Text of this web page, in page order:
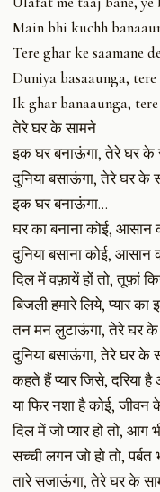
Main bhi kuchh
Tere ghar ke saamane
Duniya basaaunga, tere
Ik ghar banaaunga,
तेरे घर के सामने
इक घर बनाऊंगा, तेरे घर के
दुनिया बसाऊंगा, तेरे घर के
इक घर बनाऊंगा…
घर का बनाना कोई, आसान
दुनिया बसाना कोई, आसान
दिल में वफ़ायें हों तो, तूफ़ां
बिजली हमारे लिये, प्यार का
तन मन लुटाऊंगा, तेरे घर
दुनिया बसाऊंगा, तेरे घर के
कहते हैं प्यार जिसे, दरिया
या फिर नशा है कोई, जीवन
दिल में जो प्यार हो तो, आग
सच्ची लगन जो हो तो, पर्बत
तारे सजाऊंगा, तेरे घर के